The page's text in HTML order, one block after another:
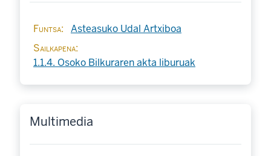
Funtsa
Asteasuko Udal Artxiboa
Sailkapena
1.1.4. Osoko Bilkuraren akta liburuak
Multimedia